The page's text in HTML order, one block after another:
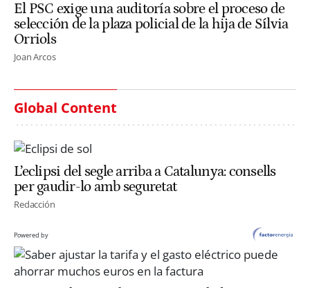
El PSC exige una auditoría sobre el proceso de
selección de la plaza policial de la hija de Sílvia
Orriols
Joan Arcos
Global Content
L’eclipsi del segle arriba a Catalunya: consells
per gaudir-lo amb seguretat
Redacción
Powered by